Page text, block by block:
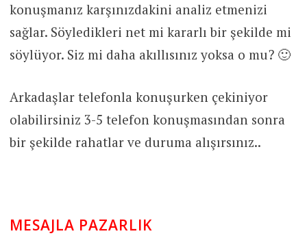
konuşmanız karşınızdakini analiz etmenizi
sağlar. Söyledikleri net mi kararlı bir şekilde mi
söylüyor. Siz mi daha akıllısınız yoksa o mu? 🙂
Arkadaşlar telefonla konuşurken çekiniyor
olabilirsiniz 3-5 telefon konuşmasından sonra
bir şekilde rahatlar ve duruma alışırsınız..
MESAJLA PAZARLIK